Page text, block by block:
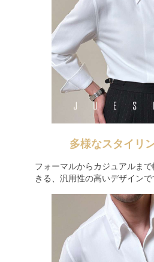
多様なスタイリ
フォーマルからカジュアルま
きる、汎用性の高いデザインで